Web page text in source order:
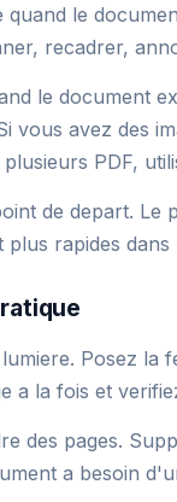
le
recadrer,
le document
vous avez des
PDF,
de depart.
rapides dans
Posez la
a la fois et
des pages.
a besoin